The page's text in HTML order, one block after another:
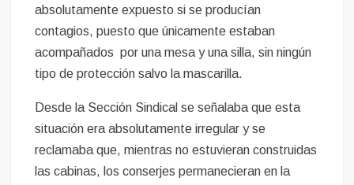
absolutamente expuesto si se producían
contagios, puesto que únicamente estaban
acompañados por una mesa y una silla, sin ningún
tipo de protección salvo la mascarilla.
Desde la Sección Sindical se señalaba que esta
situación era absolutamente irregular y se
reclamaba que, mientras no estuvieran construidas
las cabinas, los conserjes permanecieran en la